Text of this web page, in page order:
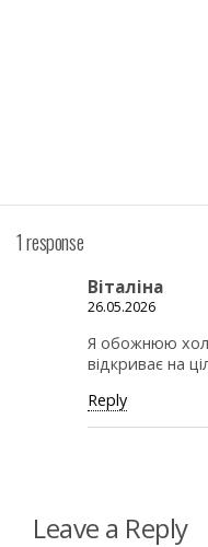
1 response
Віталіна
26.05.2026
Я обожнюю
відкриває на
Reply
Leave a Reply